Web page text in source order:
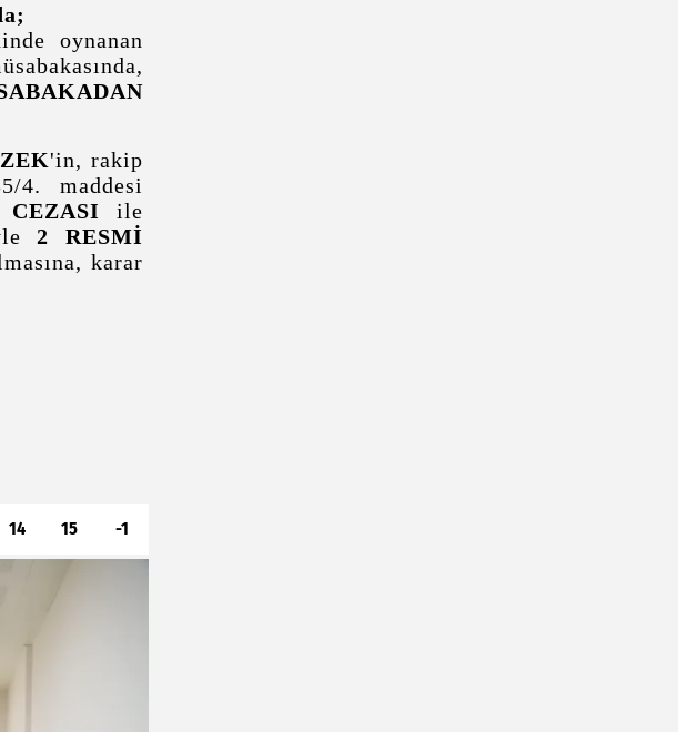
oynanan
'in, rakip
4. maddesi
CEZASI ile
2 RESMİ
karar
14 15 -1